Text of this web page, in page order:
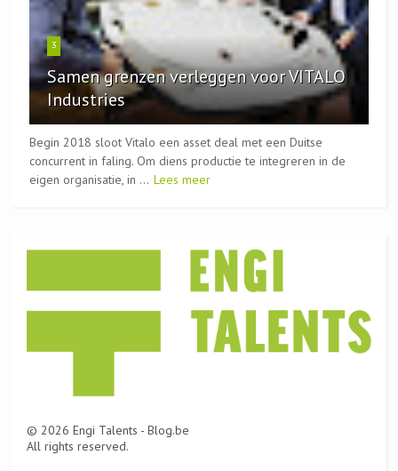
3
Samen grenzen verleggen voor VITALO
Industries
Begin 2018 sloot Vitalo een asset deal met een Duitse
concurrent in faling. Om diens productie te integreren in de
eigen organisatie, in ... Lees meer
©2026 Engi Talents - Blog.be
All rights reserved.